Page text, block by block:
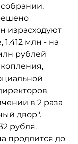
израсходуют
млн - на
рублей
в 2 раза
двор".
рубля.
продлится до